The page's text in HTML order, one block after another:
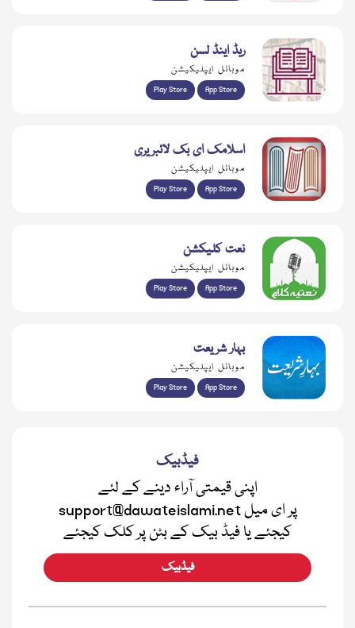
ریڈ اینڈ لسن
موبائل ایپلیکیشن
Play Store App Store
اسلامک ای بک لائبریری
موبائل ایپلیکیشن
Play Store App Store
نعت کلیکشن
موبائل ایپلیکیشن
Play Store App Store
بہار شریعت
موبائل ایپلیکیشن
Play Store App Store
فیڈبیک
اپنی قیمتی آراء دینے کے لئے
support@dawateislami.net پر ای میل
کیجئے یا فیڈ بیک کے بٹن پر کلک کیجئے
فیڈبیک